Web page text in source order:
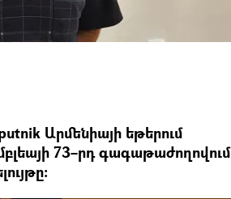
Արմենիայի եթերում
73–րդ գագաթաժողովում